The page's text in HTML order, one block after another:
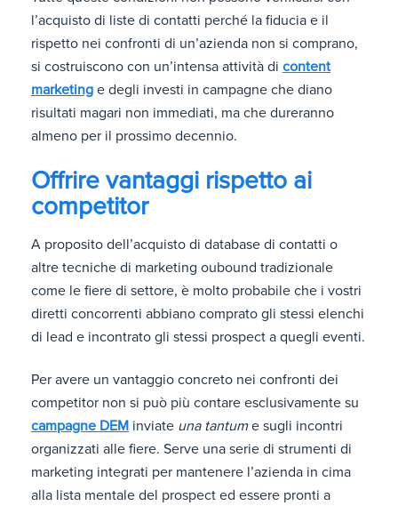
l’acquisto di liste di contatti perché la fiducia e il
rispetto nei confronti di un’azienda non si comprano,
si costruiscono con un’intensa attività di content
marketing e degli investi in campagne che diano
risultati magari non immediati, ma che dureranno
almeno per il prossimo decennio.
Offrire vantaggi rispetto ai
competitor
A proposito dell’acquisto di database di contatti o
altre tecniche di marketing oubound tradizionale
come le fiere di settore, è molto probabile che i vostri
diretti concorrenti abbiano comprato gli stessi elenchi
di lead e incontrato gli stessi prospect a quegli eventi.
Per avere un vantaggio concreto nei confronti dei
competitor non si può più contare esclusivamente su
campagne DEM inviate una tantume sugli incontri
organizzati alle fiere. Serve una serie di strumenti di
marketing integrati per mantenere l’azienda in cima
alla lista mentale del prospect ed essere pronti a